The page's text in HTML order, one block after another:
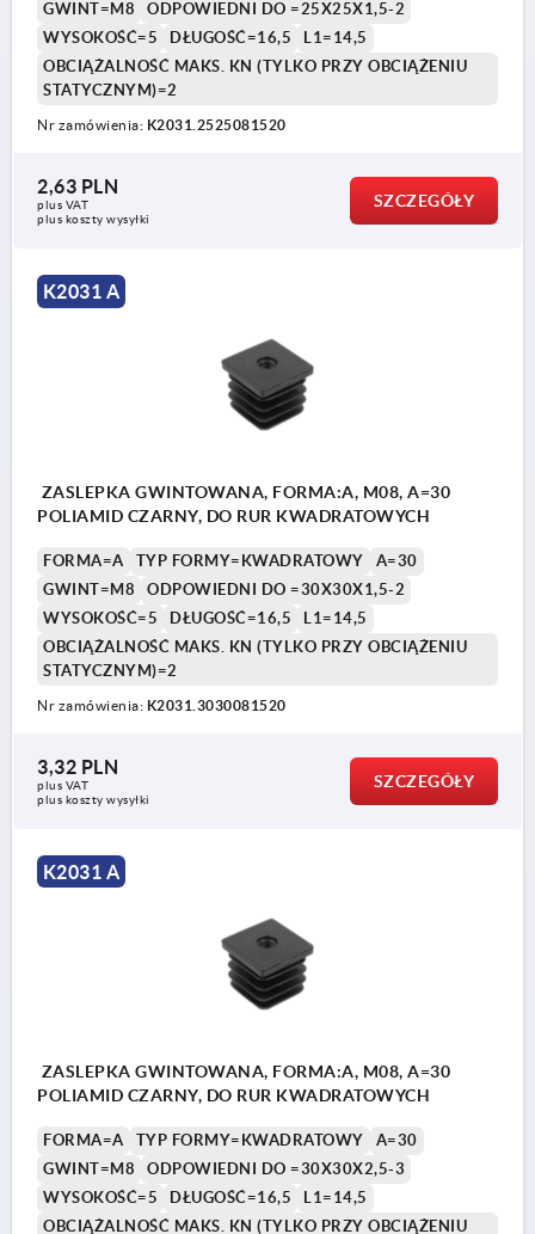
GWINT=M8
ODPOWIEDNI DO =25X25X1,5-2
WYSOKOŚĆ=5
DŁUGOŚĆ=16,5
L1=14,5
OBCIĄŻALNOŚĆ MAKS. KN (TYLKO PRZY OBCIĄŻENIU
STATYCZNYM)=2
Nr zamówienia: K2031.2525081520
2,63 PLN
plus VAT
plus koszty wysyłki
SZCZEGÓŁY
K2031 A
ZASLEPKA GWINTOWANA, FORMA:A, M08, A=30
POLIAMID CZARNY, DO RUR KWADRATOWYCH
FORMA=A TYP FORMY=KWADRATOWY
A=30
GWINT=M8
ODPOWIEDNI DO =30X30X1,5-2
WYSOKOŚĆ=5
DŁUGOŚĆ=16,5
L1=14,5
OBCIĄŻALNOŚĆ MAKS. KN (TYLKO PRZY OBCIĄŻENIU
STATYCZNYM)=2
Nr zamówienia: K2031.3030081520
3,32 PLN
plus VAT
plus koszty wysyłki
SZCZEGÓŁY
K2031 A
ZASLEPKA GWINTOWANA, FORMA:A, M08, A=30
POLIAMID CZARNY, DO RUR KWADRATOWYCH
FORMA=A TYP FORMY=KWADRATOWY
A=30
GWINT=M8
ODPOWIEDNI DO =30X30X2,5-3
WYSOKOŚĆ=5
DŁUGOŚĆ=16,5
L1=14,5
OBCIĄŻALNOŚĆ MAKS. KN (TYLKO PRZY OBCIĄŻENIU